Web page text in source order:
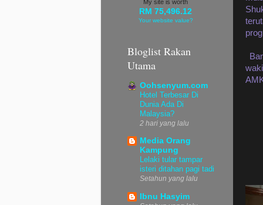
My site is worth
RM 75,496.12
Your website value?
Bloglist Rakan
Utama
Oohsenyum.com
Hotel Terbesar Di
Dunia Ada Di
Malaysia?
2 hari yang lalu
Media Orang
Kampung
Lelaki tular tampar
isteri ditahan pagi tadi
Setahun yang lalu
Ibnu Hasyim